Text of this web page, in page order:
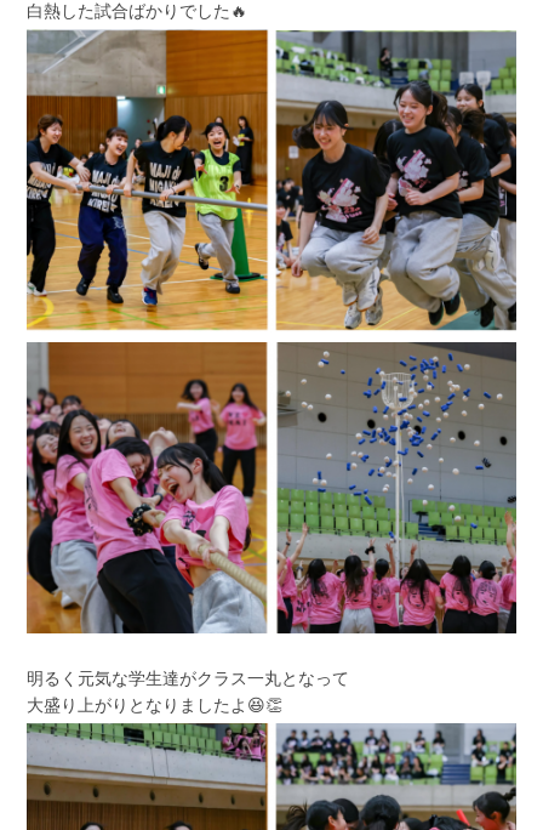
白熱した試合ばかりでした🔥
明るく元気な学生達がクラス一丸となって
大盛り上がりとなりましたよ😆👏